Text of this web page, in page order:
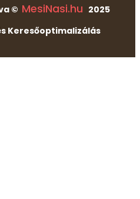
© MesiNasi.hu 2025
Keresőoptimalizálás